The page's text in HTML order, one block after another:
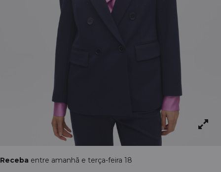
Receba entre amanhã e terça-feira 18